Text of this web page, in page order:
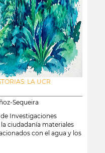
LA UCR
Sequeira
Investigaciones
ciudadanía materiales
con el agua y los